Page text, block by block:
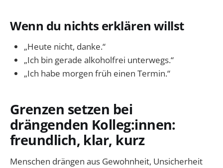
Wenn du nichts erklären willst
„Heute nicht, danke.“
„Ich bin gerade alkoholfrei unterwegs.“
„Ich habe morgen früh einen Termin.“
Grenzen setzen bei
drängenden Kolleg:innen:
freundlich, klar, kurz
Menschen drängen aus Gewohnheit, Unsicherheit